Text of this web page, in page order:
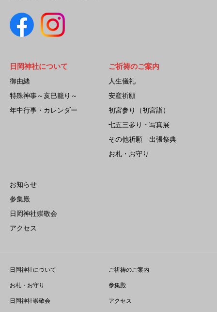
日岡神社について
御由緒
特殊神事～亥巳籠り～
年中行事・カレンダー
ご祈祷のご案内
人生儀礼
安産祈願
初宮参り（初宮詣）
七五三参り・写真展
その他祈願 出張祭典
お札・お守り
お知らせ
参集殿
日岡神社崇敬会
アクセス
日岡神社について ご祈祷のご案内
お札・お守り 参集殿
日岡神社崇敬会 アクセス